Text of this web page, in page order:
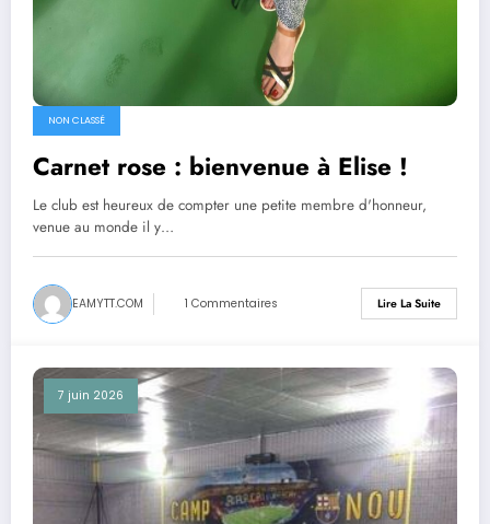
NON CLASSÉ
Carnet rose : bienvenue à Elise !
Le club est heureux de compter une petite membre d'honneur,
venue au monde il y…
EAMYTT.COM 1 Commentaires Lire La Suite
7 juin 2026